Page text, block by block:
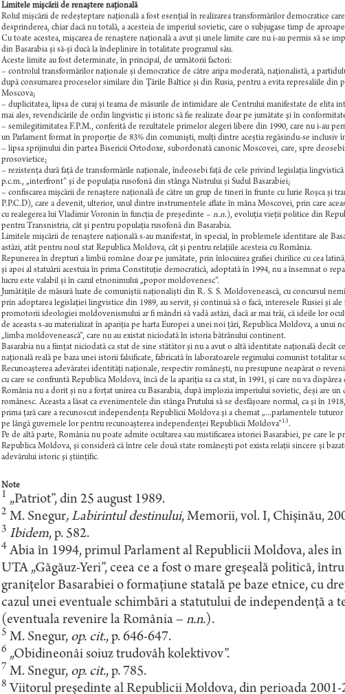
Limitele mişcării de renaştere naţională
Rolul mişcării de redeşteptare naţională a fost esenţial în realizarea transformărilor democratice
desprinderea, chiar dacă nu totală, a acesteia de imperiul sovietic, care o subjugase timp de
Cu toate acestea, mişcarea de renaştere naţională a avut şi unele limite care nu i-au permis să se
din Basarabia şi să-şi ducă la îndeplinire în totalitate programul său.
Aceste limite au fost determinate, în principal, de următorii factori:
– controlul transformărilor naţionale şi democratice de către aripa moderată, naţionalistă, a
după consumarea proceselor similare din Ţările Baltice şi din Rusia, pentru a evita represaliile din
Moscova;
– duplicitatea, lipsa de curaj şi teama de măsurile de intimidare ale Centrului manifestate de elita
mai ales, revendicările de ordin lingvistic şi istoric să fie realizate doar pe jumătate şi în
– semilegitimitatea F.P.M., conferită de rezultatele primelor alegeri libere din 1990, care nu i-au
un Parlament format în proporţie de 83% din comunişti, mulţi dintre aceştia regăsindu-se inclusiv
– lipsa sprijinului din partea Bisericii Ortodoxe, subordonată canonic Moscovei, care, spre
prosovietice;
– rezistenţa dură faţă de transformările naţionale, îndeosebi faţă de cele privind legislaţia
p.c.m., „interfront” şi de populaţia rusofonă din stânga Nistrului şi Sudul Basarabiei;
– confiscarea mişcării de renaştere naţională de către un grup de tineri în frunte cu Iurie Roşca şi
P.P.C.D), care a devenit, ulterior, unul dintre instrumentele aflate în mâna Moscovei, prin care
cu realegerea lui Vladimir Voronin în funcţia de preşedinte – n.n.), evoluţia vieţii politice din
pentru Transnistria, cât şi pentru populaţia rusofonă din Basarabia.
Limitele mişcării de renaştere naţională s-au manifestat, în special, în problemele identitare ale
astăzi, atât pentru noul stat Republica Moldova, cât şi pentru relaţiile acesteia cu România.
Repunerea în drepturi a limbii române doar pe jumătate, prin înlocuirea grafiei chirilice cu cea
şi apoi al statuării acestuia în prima Constituţie democratică, adoptată în 1994, nu a însemnat o
lucru este valabil şi în cazul etnonimului „popor moldovenesc”.
Jumătăţile de măsură luate de comuniştii naţionalişti din R. S. S. Moldovenească, cu concursul
prin adoptarea legislaţiei lingvistice din 1989, au servit, şi continuă să o facă, interesele Rusiei şi
promotorii ideologiei moldovenismului ar fi mândri să vadă astăzi, dacă ar mai trăi, că ideile lor
de aceasta s-au materializat în apariţia pe harta Europei a unei noi ţări, Republica Moldova, a
„limba moldovenească”, care nu au existat niciodată în istoria bătrânului continent.
Basarabia nu a fiinţat niciodată ca stat de sine stătător şi nu a avut o altă identitate naţională decât
naţională reală pe baza unei istorii falsificate, fabricată în laboratoarele regimului comunist totalitar
Recunoaşterea adevăratei identităţi naţionale, respectiv româneşti, nu presupune neapărat o
cu care se confruntă Republica Moldova, încă de la apariţia sa ca stat, în 1991, şi care nu va
România nu a dorit şi nu a forţat unirea cu Basarabia, după implozia imperiului sovietic, deşi are
românesc. Aceasta a lăsat ca evenimentele din stânga Prutului să se desfăşoare normal, ca şi în
prima ţară care a recunoscut independenţa Republicii Moldova şi a chemat „...parlamentele
pe lângă guvernele lor pentru recunoaşterea independenţei Republicii Moldova”13.
Pe de altă parte, România nu poate admite ocultarea sau mistificarea istoriei Basarabiei, pe care le
Republica Moldova, şi consideră că între cele două state româneşti pot exista relaţii sincere şi
adevărului istoric şi ştiinţific.
Note
1 „Patriot”, din 25 august 1989.
2 M. Snegur, Labirintul destinului, Memorii, vol. I, Chişinău,
3 Ibidem, p. 582.
4Abia în 1994, primul Parlament al Republicii Moldova, ales
UTA „Găgăuz-Yeri”, ceea ce a fost o mare greşeală politică,
graniţelor Basarabiei o formaţiune statală pe baze etnice, cu
cazul unei eventuale schimbări a statutului de independenţă
(eventuala revenire la România – n.n.).
5 M. Snegur, op. cit., p. 646-647.
6 „Obidineonâi soiuz trudovâh kolektivov”.
7 M. Snegur, op. cit., p. 785.
8 Viitorul preşedinte al Republicii Moldova, din perioada 2001-